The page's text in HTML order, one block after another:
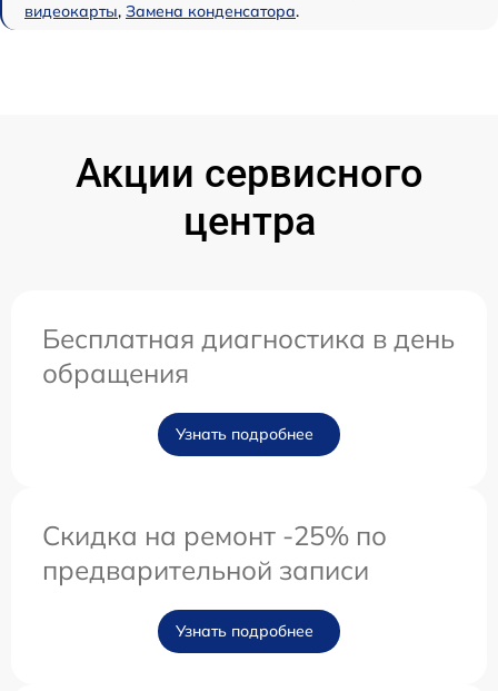
видеокарты, Замена конденсатора.
Акции сервисного
центра
Бесплатная диагностика в день
обращения
Узнать подробнее
Скидка на ремонт -25% по
предварительной записи
Узнать подробнее